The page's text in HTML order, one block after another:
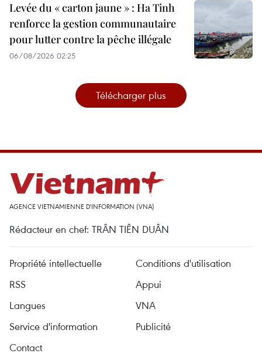
Levée du « carton jaune » : Ha Tinh
renforce la gestion communautaire
pour lutter contre la pêche illégale
06/08/2026 02:25
Télécharger plus
AGENCE VIETNAMIENNE D'INFORMATION (VNA)
Rédacteur en chef: TRÂN TIÊN DUÂN
Propriété intellectuelle
Conditions d'utilisation
RSS
Appui
Langues
VNA
Service d'information
Publicité
Contact